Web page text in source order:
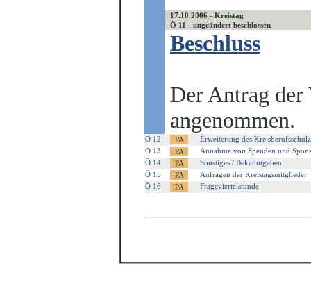
17.10.2006 - Kreistag
Ö 11 - ungeändert beschlossen
Beschluss
Der Antrag
angenommen.
Ö 12
Erweiterung des
Ö 13
Annahme von Spenden und
Ö 14
Sonstiges / Bekanntgaben
Ö 15
Anfragen der Kreistagsmitglieder
Ö 16
Frageviertelstunde